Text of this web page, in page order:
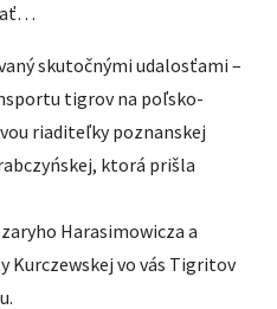
skutočnými udalosťami –
tigrov na poľsko-
riaditeľky poznanskej
ktorá prišla
Harasimowicza a
Kurczewskej vo vás Tigritov